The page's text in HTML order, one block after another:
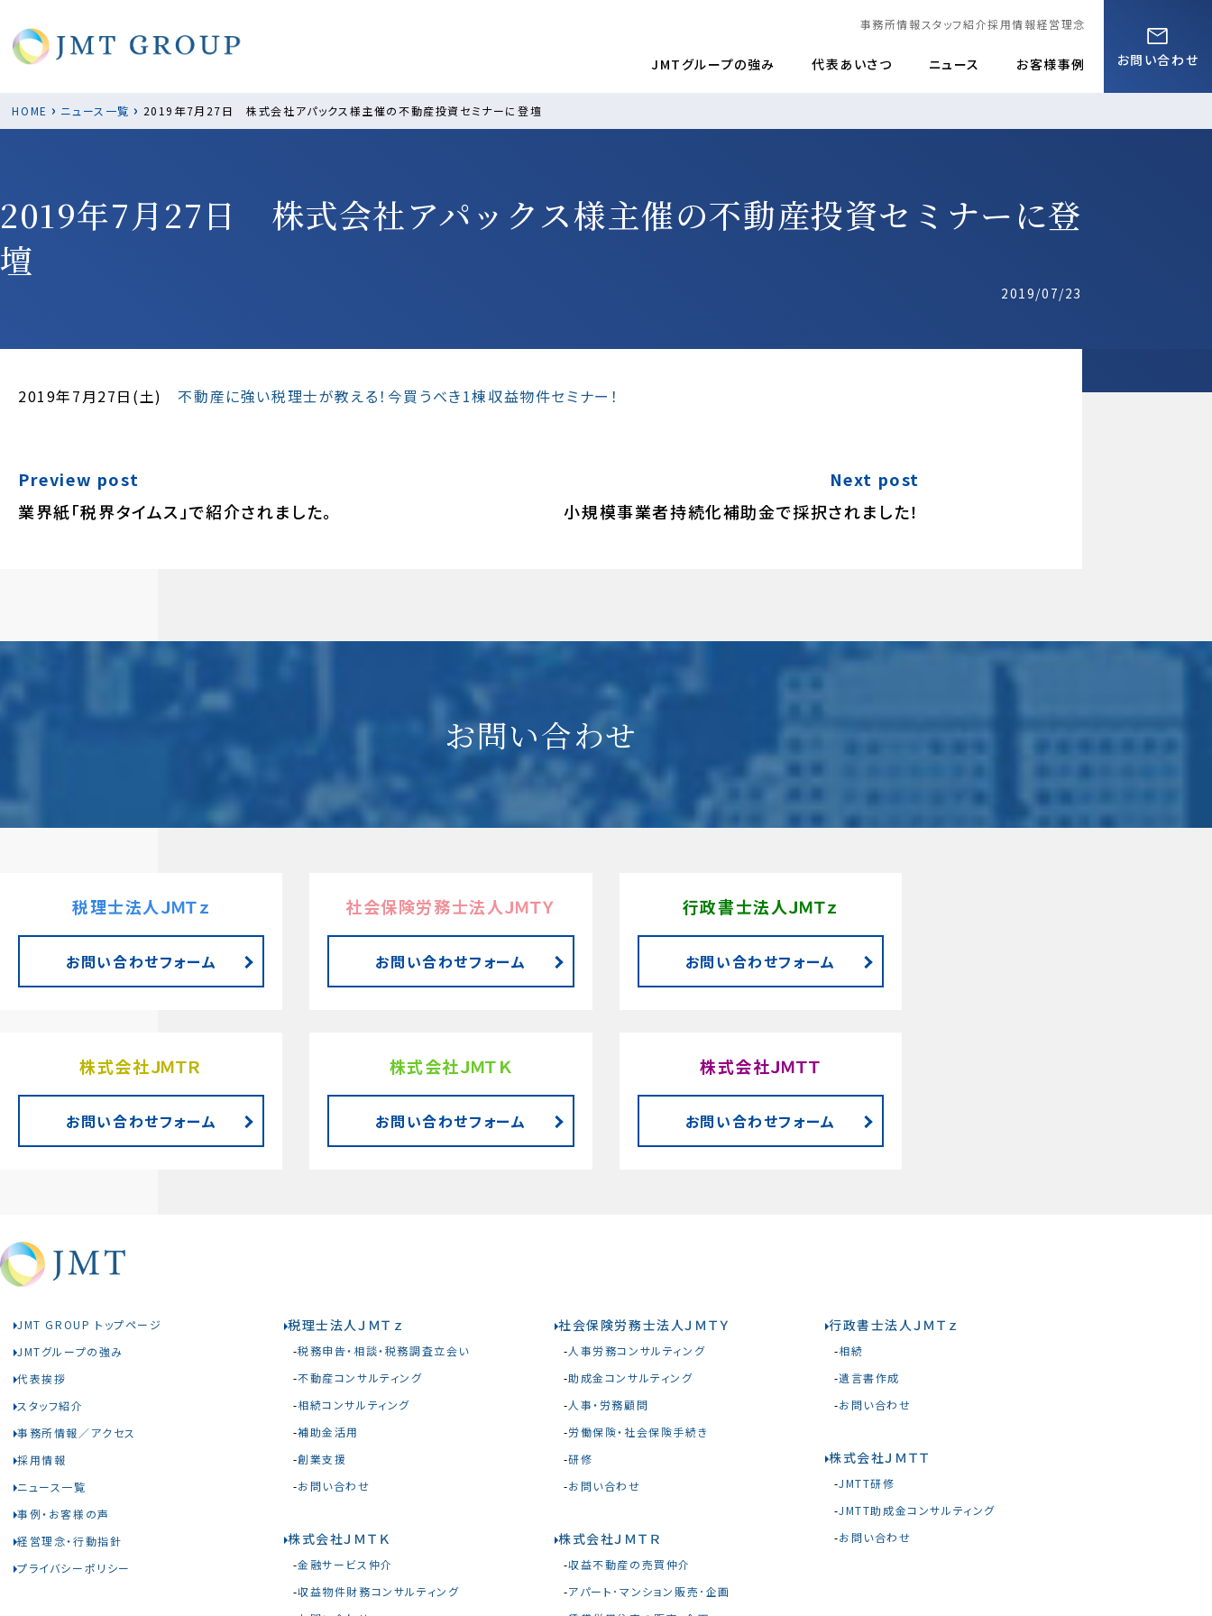
事務所情報スタッフ紹介採用情報経営理念
JMTグループの強み 代表あいさつ ニュース お客様事例 お問い合わせ
HOME › ニュース一覧 › 2019年7月27日 株式会社アパックス様主催の不動産投資セミナーに登壇
2019年7月27日 株式会社アパックス様主催の不動産投資セミナーに登
壇
2019/07/23
2019年7月27日(土) 不動産に強い税理士が教える！今買うべき1棟収益物件セミナー！
Preview post
業界紙「税界タイムス」で紹介されました。
Next post
小規模事業者持続化補助金で採択されました！
お問い合わせ
税理士法人ＪＭＴｚ
お問い合わせフォーム
社会保険労務士法人ＪＭＴＹ
お問い合わせフォーム
行政書士法人ＪＭＴｚ
お問い合わせフォーム
株式会社ＪＭＴＲ
お問い合わせフォーム
株式会社ＪＭＴＫ
お問い合わせフォーム
株式会社ＪＭＴＴ
お問い合わせフォーム
JMT GROUP トップページ
JMTグループの強み
代表挨拶
スタッフ紹介
事務所情報／アクセス
採用情報
ニュース一覧
事例・お客様の声
経営理念・行動指針
プライバシーポリシー
税理士法人ＪＭＴｚ
税務申告・相談・税務調査立会い
不動産コンサルティング
相続コンサルティング
補助金活用
創業支援
お問い合わせ
株式会社ＪＭＴＫ
金融サービス仲介
収益物件財務コンサルティング
社会保険労務士法人ＪＭＴＹ
人事労務コンサルティング
助成金コンサルティング
人事・労務顧問
労働保険・社会保険手続き
研修
お問い合わせ
株式会社ＪＭＴＲ
収益不動産の売買仲介
アパート･マンション販売･企画
行政書士法人ＪＭＴｚ
相続
遺言書作成
お問い合わせ
株式会社ＪＭＴＴ
JMTT研修
JMTT助成金コンサルティング
お問い合わせ